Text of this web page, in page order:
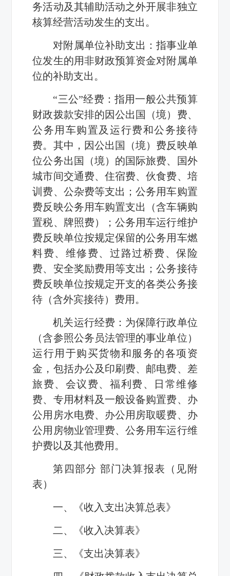
务活动及其辅助活动之外开展非独立
核算经营活动发生的支出。
对附属单位补助支出：指事业单
位发生的用非财政预算资金对附属单
位的补助支出。
“三公”经费：指用一般公共预算
财政拨款安排的因公出国（境）费、
公务用车购置及运行费和公务接待
费。其中，因公出国（境）费反映单
位公务出国（境）的国际旅费、国外
城市间交通费、住宿费、伙食费、培
训费、公杂费等支出；公务用车购置
费反映公务用车购置支出（含车辆购
置税、牌照费）；公务用车运行维护
费反映单位按规定保留的公务用车燃
料费、维修费、过路过桥费、保险
费、安全奖励费用等支出；公务接待
费反映单位按规定开支的各类公务接
待（含外宾接待）费用。
机关运行经费：为保障行政单位
（含参照公务员法管理的事业单位）
运行用于购买货物和服务的各项资
金，包括办公及印刷费、邮电费、差
旅费、会议费、福利费、日常维修
费、专用材料及一般设备购置费、办
公用房水电费、办公用房取暖费、办
公用房物业管理费、公务用车运行维
护费以及其他费用。
第四部分 部门决算报表（见附
表）
一、《收入支出决算总表》
二、《收入决算表》
三、《支出决算表》